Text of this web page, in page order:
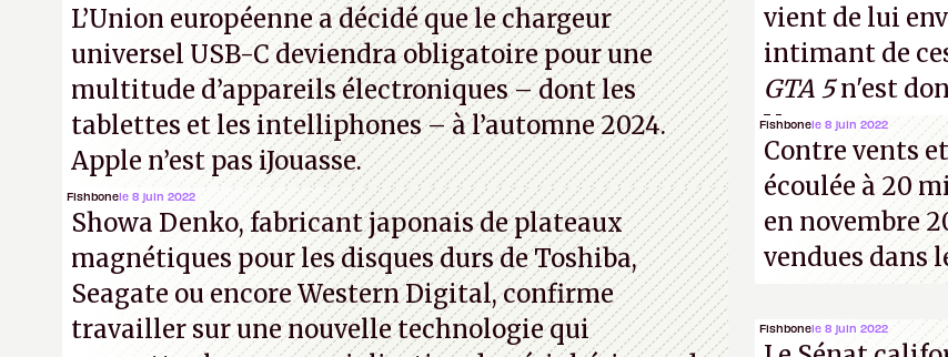
vient de lui
intimant de
GTA 5n'est
Vous pouvez
vidéo YouTube.
Fishbonele 8 juin 2022
Contre vents
écoulée à 20
en novembre
vendues dans
L’Union européenne a décidé que le chargeur
universel USB-C deviendra obligatoire pour une
multitude d’appareils électroniques – dont les
tablettes et les intelliphones – à l’automne 2024.
Apple n’est pas iJouasse.
Fishbonele 8 juin 2022
Fishbonele 8 juin 2022
Showa Denko, fabricant japonais de plateaux
magnétiques pour les disques durs de Toshiba,
Seagate ou encore Western Digital, confirme
travailler sur une nouvelle technologie qui